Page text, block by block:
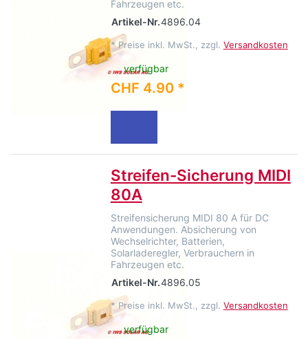
Fahrzeugen etc.
Artikel-Nr.4896.04
* Preise inkl. MwSt., zzgl. Versandkosten
verfügbar
CHF 4.90 *
Streifen-Sicherung MIDI
80A
Streifensicherung MIDI 80 A für DC
Anwendungen. Absicherung von
Wechselrichter, Batterien,
Solarladeregler, Verbrauchern in
Fahrzeugen etc.
Artikel-Nr.4896.05
* Preise inkl. MwSt., zzgl. Versandkosten
verfügbar